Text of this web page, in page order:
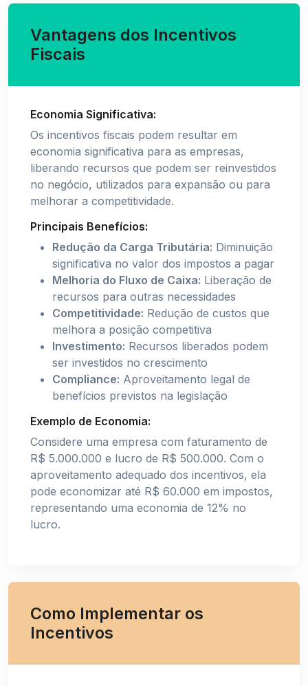
Vantagens dos Incentivos
Fiscais
Economia Significativa:
Os incentivos fiscais podem resultar em
economia significativa para as empresas,
liberando recursos que podem ser reinvestidos
no negócio, utilizados para expansão ou para
melhorar a competitividade.
Principais Benefícios:
Redução da Carga Tributária: Diminuição
significativa no valor dos impostos a pagar
Melhoria do Fluxo de Caixa: Liberação de
recursos para outras necessidades
Competitividade: Redução de custos que
melhora a posição competitiva
Investimento: Recursos liberados podem
ser investidos no crescimento
Compliance: Aproveitamento legal de
benefícios previstos na legislação
Exemplo de Economia:
Considere uma empresa com faturamento de
R$ 5.000.000 e lucro de R$ 500.000. Com o
aproveitamento adequado dos incentivos, ela
pode economizar até R$ 60.000 em impostos,
representando uma economia de 12% no
lucro.
Como Implementar os
Incentivos